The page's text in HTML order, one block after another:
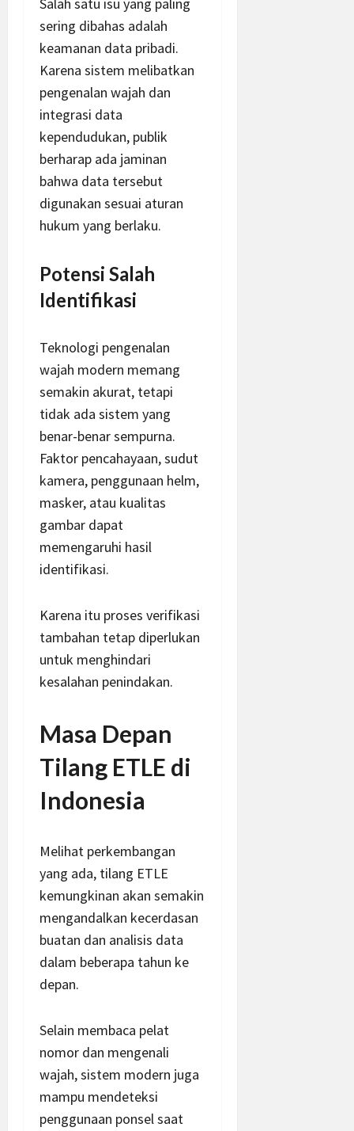
sering dibahas adalah
keamanan data pribadi.
Karena sistem melibatkan
pengenalan wajah dan
integrasi data
kependudukan, publik
berharap ada jaminan
bahwa data tersebut
digunakan sesuai aturan
hukum yang berlaku.
Potensi Salah
Identifikasi
Teknologi pengenalan
wajah modern memang
semakin akurat, tetapi
tidak ada sistem yang
benar-benar sempurna.
Faktor pencahayaan, sudut
kamera, penggunaan helm,
masker, atau kualitas
gambar dapat
memengaruhi hasil
identifikasi.
Karena itu proses verifikasi
tambahan tetap diperlukan
untuk menghindari
kesalahan penindakan.
Masa Depan
Tilang ETLE di
Indonesia
Melihat perkembangan
yang ada, tilang ETLE
kemungkinan akan semakin
mengandalkan kecerdasan
buatan dan analisis data
dalam beberapa tahun ke
depan.
Selain membaca pelat
nomor dan mengenali
wajah, sistem modern juga
mampu mendeteksi
penggunaan ponsel saat